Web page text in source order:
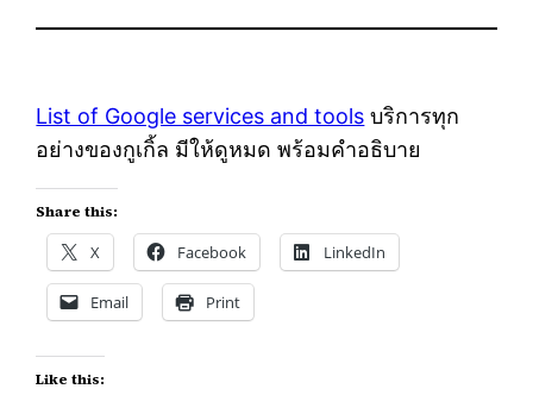
List of Google services and tools บริการทุก
อย่างของกูเกิ้ล มีให้ดูหมด พร้อมคำอธิบาย
Share this:
X Facebook LinkedIn
Email Print
Like this: